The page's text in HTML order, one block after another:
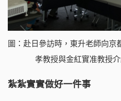
圖：赴日參訪時，東升老師向京
孝教授與金紅實准教授
紮紮實實做好一件事